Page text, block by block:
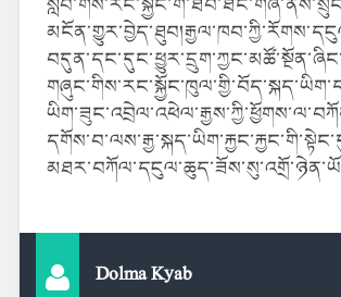
Dolma Kyab